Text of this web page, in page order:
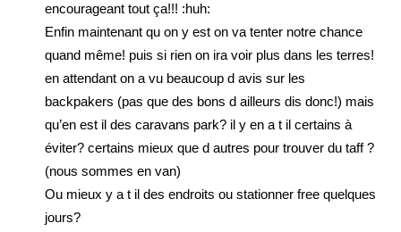
encourageant tout ça!!! :huh:
Enfin maintenant qu on y est on va tenter notre chance
quand même! puis si rien on ira voir plus dans les terres!
en attendant on a vu beaucoup d avis sur les
backpakers (pas que des bons d ailleurs dis donc!) mais
qu’en est il des caravans park? il y en a t il certains à
éviter? certains mieux que d autres pour trouver du taff ?
(nous sommes en van)
Ou mieux y a t il des endroits ou stationner free quelques
jours?